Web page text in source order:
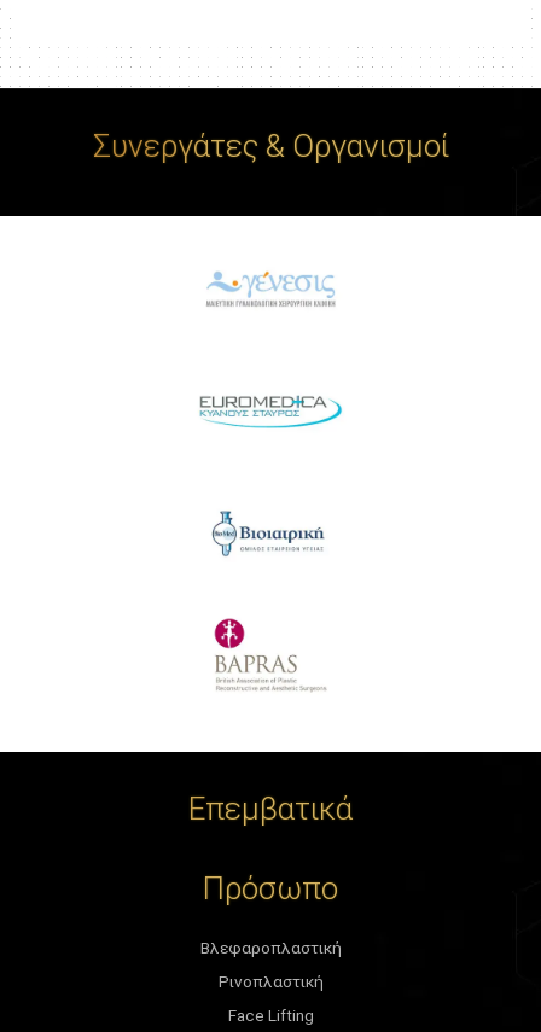
Συνεργάτες & Οργανισμοί
Επεμβατικά
Πρόσωπο
Βλεφαροπλαστική
Ρινοπλαστική
Face Lifting